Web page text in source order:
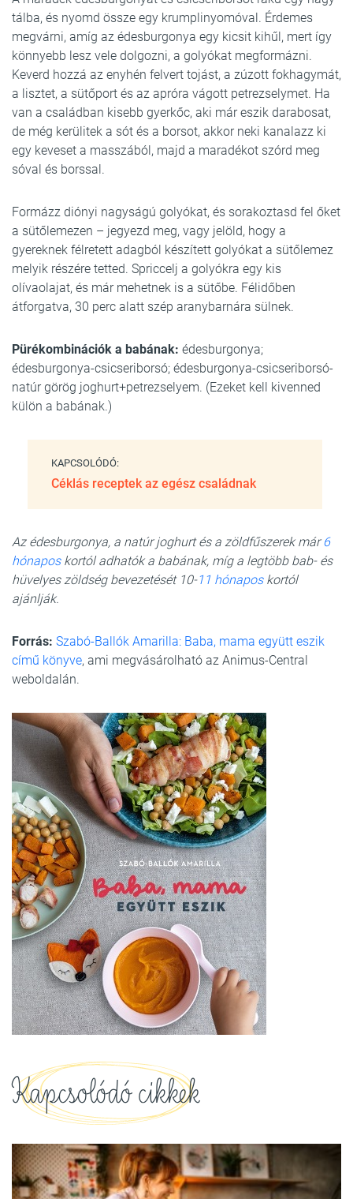
tálba, és nyomd össze egy krumplinyomóval. Érdemes
megvárni, amíg az édesburgonya egy kicsit kihűl, mert így
könnyebb lesz vele dolgozni, a golyókat megformázni.
Keverd hozzá az enyhén felvert tojást, a zúzott fokhagymát,
a lisztet, a sütőport és az apróra vágott petrezselymet. Ha
van a családban kisebb gyerkőc, aki már eszik darabosat,
de még kerülitek a sót és a borsot, akkor neki kanalazz ki
egy keveset a masszából, majd a maradékot szórd meg
sóval és borssal.
Formázz diónyi nagyságú golyókat, és sorakoztasd fel őket
a sütőlemezen – jegyezd meg, vagy jelöld, hogy a
gyereknek félretett adagból készített golyókat a sütőlemez
melyik részére tetted. Spriccelj a golyókra egy kis
olívaolajat, és már mehetnek is a sütőbe. Félidőben
átforgatva, 30 perc alatt szép aranybarnára sülnek.
Pürékombinációk a babának: édesburgonya;
édesburgonya-csicseriborsó; édesburgonya-csicseriborsó-
natúr görög joghurt+petrezselyem. (Ezeket kell kivenned
külön a babának.)
KAPCSOLÓDÓ:
Céklás receptek az egész családnak
Az édesburgonya, a natúr joghurt és a zöldfűszerek már6
hónaposkortól adhatók a babának, míg a legtöbb bab- és
hüvelyes zöldség bevezetését 10-11 hónaposkortól
ajánlják.
Forrás: Szabó-Ballók Amarilla: Baba, mama együtt eszik
című könyve, ami megvásárolható az Animus-Central
weboldalán.
Kapcsolódó cikkek